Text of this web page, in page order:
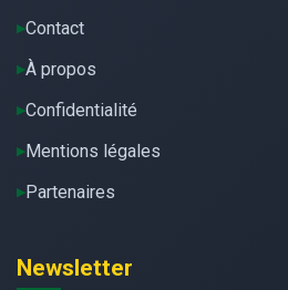
Contact
À propos
Confidentialité
Mentions légales
Partenaires
Newsletter